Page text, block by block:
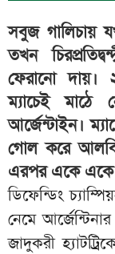
সবুজ গালিচায়
তখন
ফেরানো দায়।
ম্যাচেই মাঠে
আর্জেন্টাইন।
গোল করে
এরপর একে
ডিফেন্ডিং
নেমে
জাদুকরী